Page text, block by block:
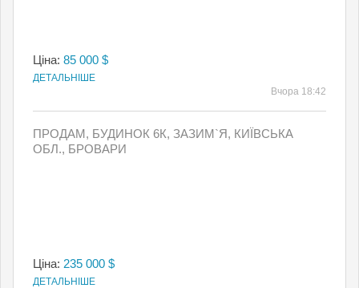
Ціна: 85 000 $
ДЕТАЛЬНІШЕ
Вчора 18:42
ПРОДАМ, БУДИНОК 6К, ЗАЗИМ`Я, КИЇВСЬКА
ОБЛ., БРОВАРИ
Ціна: 235 000 $
ДЕТАЛЬНІШЕ